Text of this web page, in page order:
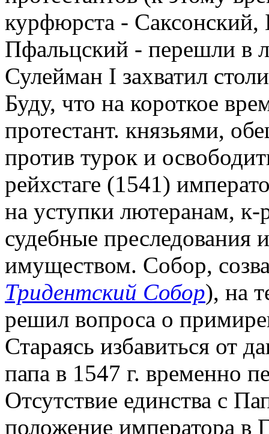
курфюрста - Саксонский,
Пфальцский - перешли в
Сулейман I захватил
Буду, что на короткое
протестант. князьями,
против турок и
рейхстаге (1541)
на уступки лютеранам,
судебные преследования
имуществом. Собор,
Тридентский Собор), на
решил вопроса о
Стараясь избавиться от
папа в 1547 г. временно
Отсутствие единства с
положение императора в